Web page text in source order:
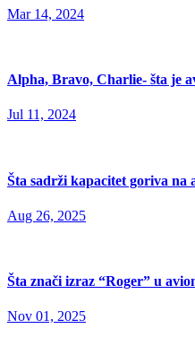
Mar 14, 2024
Alpha, Bravo, Charlie- šta je
Jul 11, 2024
Šta sadrži kapacitet goriva na
Aug 26, 2025
Šta znači izraz “Roger” u
Nov 01, 2025